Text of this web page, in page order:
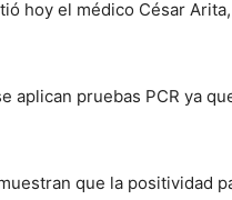
hoy el médico César
aplican pruebas PCR ya
que la positividad